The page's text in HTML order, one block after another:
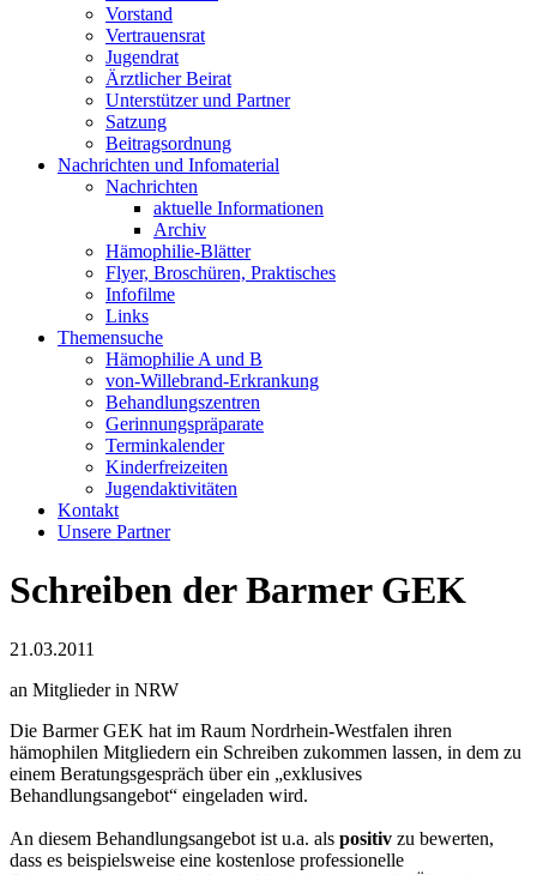
Vorstand
Vertrauensrat
Jugendrat
Ärztlicher Beirat
Unterstützer und Partner
Satzung
Beitragsordnung
Nachrichten und Infomaterial
Nachrichten
aktuelle Informationen
Archiv
Hämophilie-Blätter
Flyer, Broschüren, Praktisches
Infofilme
Links
Themensuche
Hämophilie A und B
von-Willebrand-Erkrankung
Behandlungszentren
Gerinnungspräparate
Terminkalender
Kinderfreizeiten
Jugendaktivitäten
Kontakt
Unsere Partner
Schreiben der Barmer GEK
21.03.2011
an Mitglieder in NRW
Die Barmer GEK hat im Raum Nordrhein-Westfalen ihren
hämophilen Mitgliedern ein Schreiben zukommen lassen, in dem zu
einem Beratungsgespräch über ein „exklusives
Behandlungsangebot“ eingeladen wird.
An diesem Behandlungsangebot ist u.a. als positiv zu bewerten,
dass es beispielsweise eine kostenlose professionelle